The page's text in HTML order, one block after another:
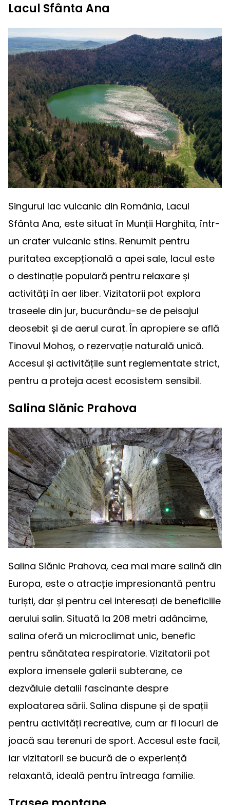
Lacul Sfânta Ana
Singurul lac vulcanic din România, Lacul
Sfânta Ana, este situat în Munții Harghita, într-
un crater vulcanic stins. Renumit pentru
puritatea excepțională a apei sale, lacul este
o destinație populară pentru relaxare și
activități în aer liber. Vizitatorii pot explora
traseele din jur, bucurându-se de peisajul
deosebit și de aerul curat. În apropiere se află
Tinovul Mohoș, o rezervație naturală unică.
Accesul și activitățile sunt reglementate strict,
pentru a proteja acest ecosistem sensibil.
Salina Slănic Prahova
Salina Slănic Prahova, cea mai mare salină din
Europa, este o atracție impresionantă pentru
turiști, dar și pentru cei interesați de beneficiile
aerului salin. Situată la 208 metri adâncime,
salina oferă un microclimat unic, benefic
pentru sănătatea respiratorie. Vizitatorii pot
explora imensele galerii subterane, ce
dezvăluie detalii fascinante despre
exploatarea sării. Salina dispune și de spații
pentru activități recreative, cum ar fi locuri de
joacă sau terenuri de sport. Accesul este facil,
iar vizitatorii se bucură de o experiență
relaxantă, ideală pentru întreaga familie.